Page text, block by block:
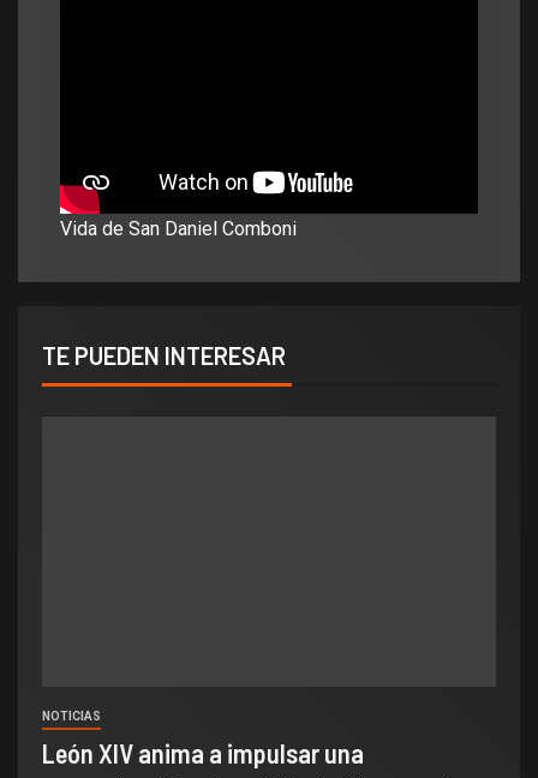
Vida de San Daniel Comboni
TE PUEDEN INTERESAR
NOTICIAS
León XIV anima a impulsar una